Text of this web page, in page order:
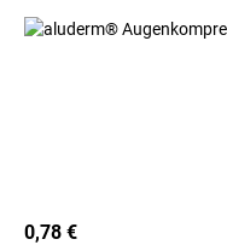
0,78 €